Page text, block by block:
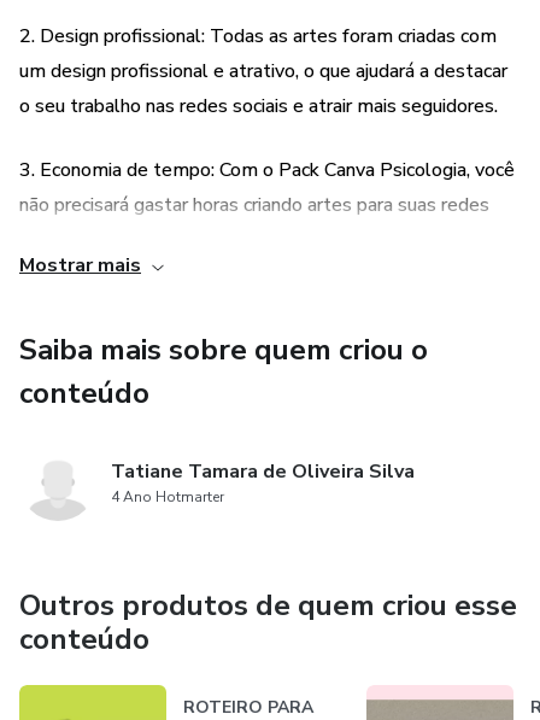
2. Design profissional: Todas as artes foram criadas com
um design profissional e atrativo, o que ajudará a destacar
o seu trabalho nas redes sociais e atrair mais seguidores.
3. Economia de tempo: Com o Pack Canva Psicologia, você
não precisará gastar horas criando artes para suas redes
personalizá-las com suas informações.
4. Suporte: Além de todas as vantagens acima, você
também terá acesso ao suporte, o que significa que poderá
tirar suas dúvidas e receber ajuda sempre que precisar.
Mostrar mais
Saiba mais sobre quem criou o
conteúdo
Tatiane Tamara de Oliveira Silva
4 Ano Hotmarter
Outros produtos de quem criou esse
conteúdo
ROTEIRO PARA